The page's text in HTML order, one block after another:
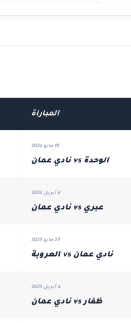
المباراة
19 مايو 2024
الوحدة vs نادي عمان
8 أبريل 2024
عبري vs نادي عمان
23 مايو 2023
نادي عمان vs العروبة
4 أبريل 2023
ظفار vs نادي عمان